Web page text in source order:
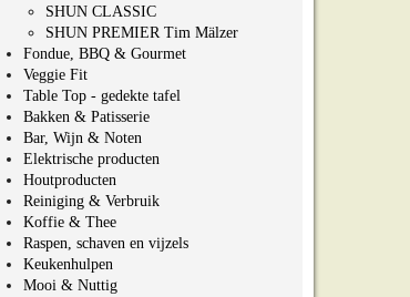
SHUN CLASSIC
SHUN PREMIER Tim Mälzer
Fondue, BBQ & Gourmet
Veggie Fit
Table Top - gedekte tafel
Bakken & Patisserie
Bar, Wijn & Noten
Elektrische producten
Houtproducten
Reiniging & Verbruik
Koffie & Thee
Raspen, schaven en vijzels
Keukenhulpen
Mooi & Nuttig